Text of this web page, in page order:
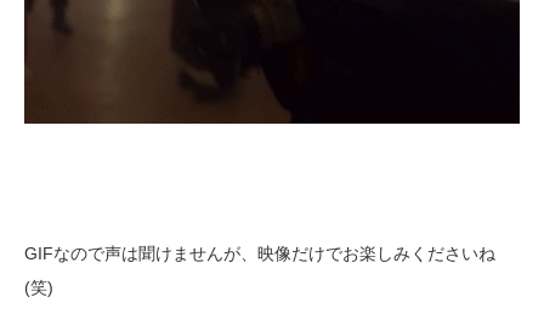
GIFなので声は聞けませんが、映像だけでお楽しみくださいね
(笑)